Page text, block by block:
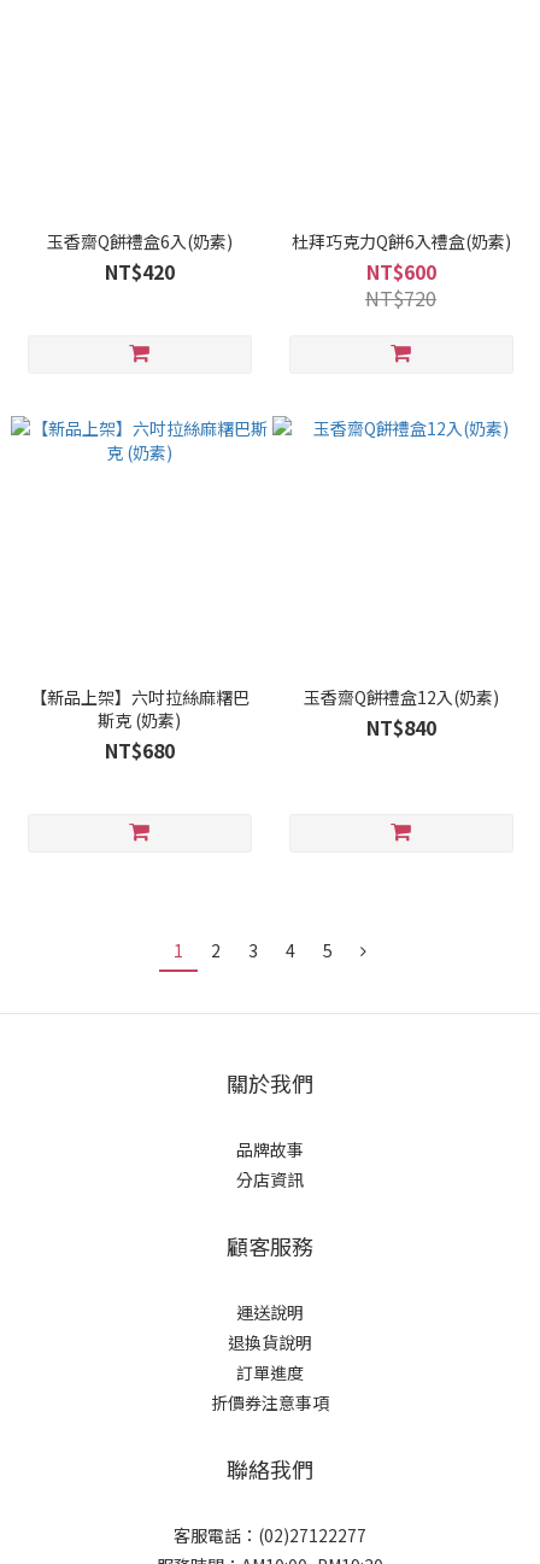
玉香齋Q餅禮盒6入(奶素)
NT$420
杜拜巧克力Q餅6入禮盒(奶素)
NT$600
NT$720
【新品上架】六吋拉絲麻糬巴
斯克 (奶素)
NT$680
玉香齋Q餅禮盒12入(奶素)
NT$840
1 2 3 4 5
關於我們
品牌故事
分店資訊
顧客服務
運送說明
退換貨說明
訂單進度
折價券注意事項
聯絡我們
客服電話：(02)27122277